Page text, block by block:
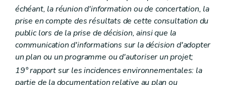
Art. D 160
Art. D 161
Art. D 162
Art. D 163
Art. D 164
Art. D 165
Art. D 166
Art. D 167
échéant, la réunion d'information ou de concertation, la
prise en compte des résultats de cette consultation du
public lors de la prise de décision, ainsi que la
communication d'informations sur la décision d'adopter
un plan ou un programme ou d'autoriser un projet;
19° rapport sur les incidences environnementales: la
partie de la documentation relative au plan ou